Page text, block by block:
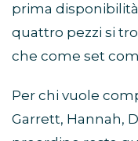
prima
quattro pezzi si
che come set
Per chi vuole
Garrett, Hannah,